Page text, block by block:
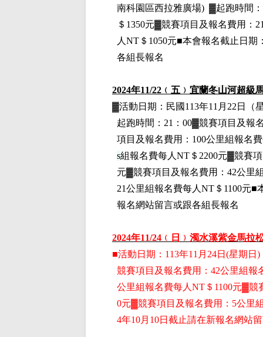
南科園區西拉雅廣場) ▓起跑時間
＄1350元▓競賽項目 及報名費用 ：
人NT＄1050元■本會報名截止日期
各組長報名
2024年11/22 ﹙五﹚ 宜蘭冬山河超級
▓活動日期： 民國113年11月22日
（
起跑時間：21：00▓競賽項目 及報
項目 及報名費用 ：100公里組報名
s組報名費每人NT＄2200元▓競賽
元▓競賽項目 及報名費用 ：42公里
21公里組報名費每人NT＄1100元■
報名網站留言或跟各組長報名
2024年11/24 ﹙日﹚ 濁水溪紫金馬拉
■活動日期：113年11月24日(星期日
競賽項目 及報名費用 ：42公里組報
公里組報名費每人NT＄1100元▓競
0元▓競賽項目 及報名費用 ：5公里
4年10月10日截止請在新報名網站